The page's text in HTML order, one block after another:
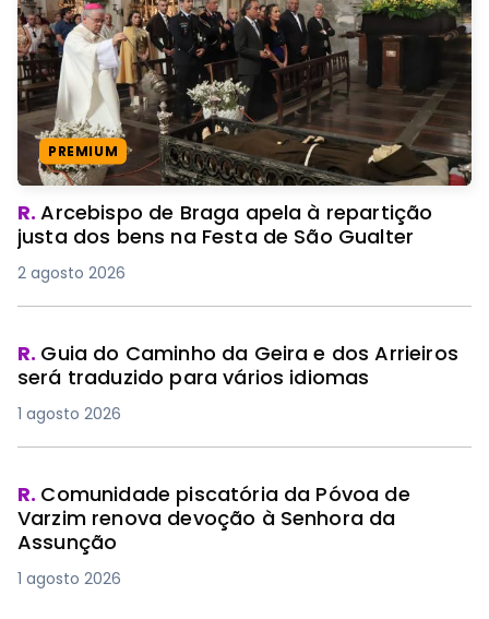
PREMIUM
R.Arcebispo de Braga apela à repartição
justa dos bens na Festa de São Gualter
2 agosto 2026
R. Guia do Caminho da Geira e dos Arrieiros
será traduzido para vários idiomas
1 agosto 2026
R. Comunidade piscatória da Póvoa de
Varzim renova devoção à Senhora da
Assunção
1 agosto 2026